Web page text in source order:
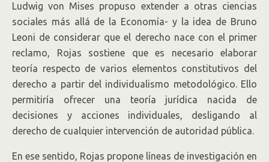
Ludwig von Mises propuso extender a otras ciencias
sociales más allá de la Economía- y la idea de Bruno
Leoni de considerar que el derecho nace con el primer
reclamo, Rojas sostiene que es necesario elaborar
teoría respecto de varios elementos constitutivos del
derecho a partir del individualismo metodológico. Ello
permitiría ofrecer una teoría jurídica nacida de
decisiones y acciones individuales, desligando al
derecho de cualquier intervención de autoridad pública.
En ese sentido, Rojas propone líneas de investigación en